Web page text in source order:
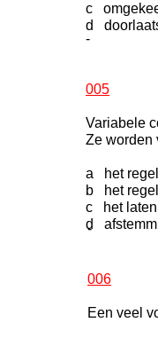
c
d
-
005
Variabele
Ze worden
a het
b het
c het laten
d
-
006
Een veel